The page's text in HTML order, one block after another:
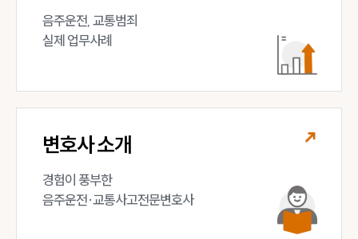
음주교통사고대응부 업무
언론보도
음주운전, 교통범죄
실제 업무사례
변호사 소개
경험이 풍부한
음주운전·교통사고전문변호사